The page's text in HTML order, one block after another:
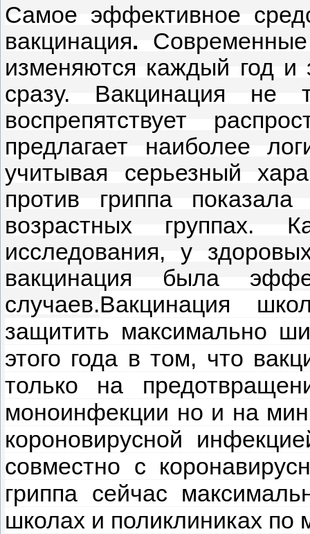
Самое эффективное
вакцинация.
изменяются каждый год
сразу. Вакцинация
воспрепятствует
предлагает наиболее
учитывая серьезный
против гриппа
возрастных группах.
исследования, у
вакцинация была
случаев.Вакцинация
защитить максимально
этого года в том, что
только на
моноинфекции но и на
короновирусной
совместно с
гриппа сейчас
школах и поликлиниках по